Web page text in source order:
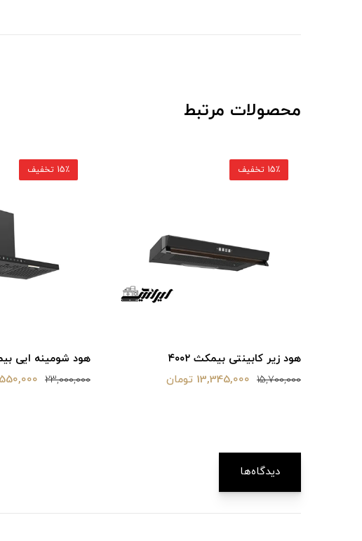
محصولات مرتبط
هود زیر کابینتی بیمکث ۴۰۰۲
15,700,000 13,345,000 تومان
15٪ تخفیف
هود شومینه ایی
23,000,000
19,550,000
15٪ تخفیف
دیدگاه‌ها